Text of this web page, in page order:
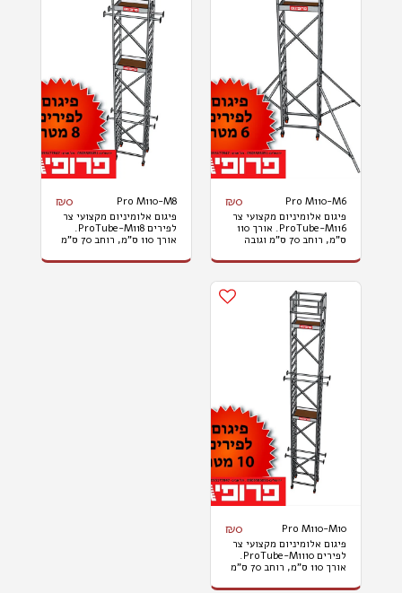
Pro M110-M6
₪0
פיגום אלומיניום מקצועי צר
ProTube-M116. אורך 110
ס"מ, רוחב 70 ס"מ וגובה
הובלות והתקנות.
Pro M110-M8
₪0
פיגום אלומיניום מקצועי צר
לפירים ProTube-M118.
אורך 110 ס"מ, רוחב 70 ס"מ
כולל הובלות והתקנות.
Pro M110-M10
₪0
פיגום אלומיניום מקצועי צר
לפירים ProTube-M1110.
אורך 110 ס"מ, רוחב 70 ס"מ